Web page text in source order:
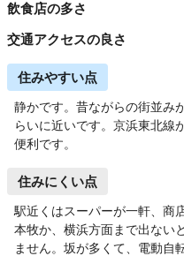
飲食店の多さ
交通アクセスの良さ
住みやすい点
静かです。昔ながらの街並み
らいに近いです。京浜東北線
便利です。
住みにくい点
駅近くはスーパーが一軒、商
本牧か、横浜方面まで出ない
ません。坂が多くて、電動自